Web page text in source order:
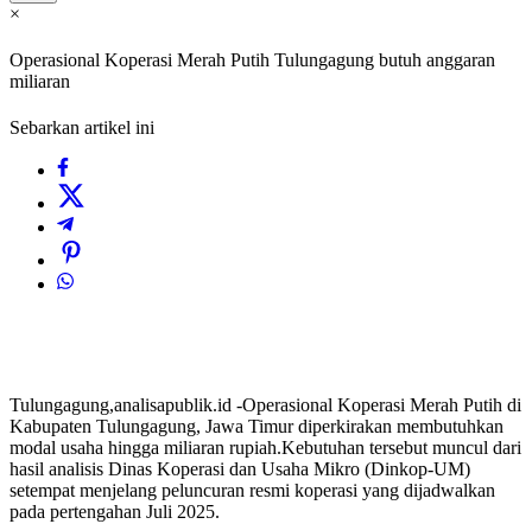
×
Operasional Koperasi Merah Putih Tulungagung butuh anggaran
miliaran
Sebarkan artikel ini
Tulungagung,analisapublik.id -Operasional Koperasi Merah Putih di
Kabupaten Tulungagung, Jawa Timur diperkirakan membutuhkan
modal usaha hingga miliaran rupiah.Kebutuhan tersebut muncul dari
hasil analisis Dinas Koperasi dan Usaha Mikro (Dinkop-UM)
setempat menjelang peluncuran resmi koperasi yang dijadwalkan
pada pertengahan Juli 2025.